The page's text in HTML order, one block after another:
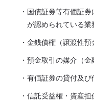
・国債証券等有価証
が認められている業
・金銭債権（譲渡性
・預金取引の媒介（金
・有価証券の貸付及
・信託受益権・資産